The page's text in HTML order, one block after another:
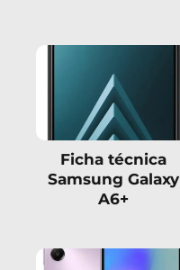
Ficha técnica
Samsung Galaxy
A6+